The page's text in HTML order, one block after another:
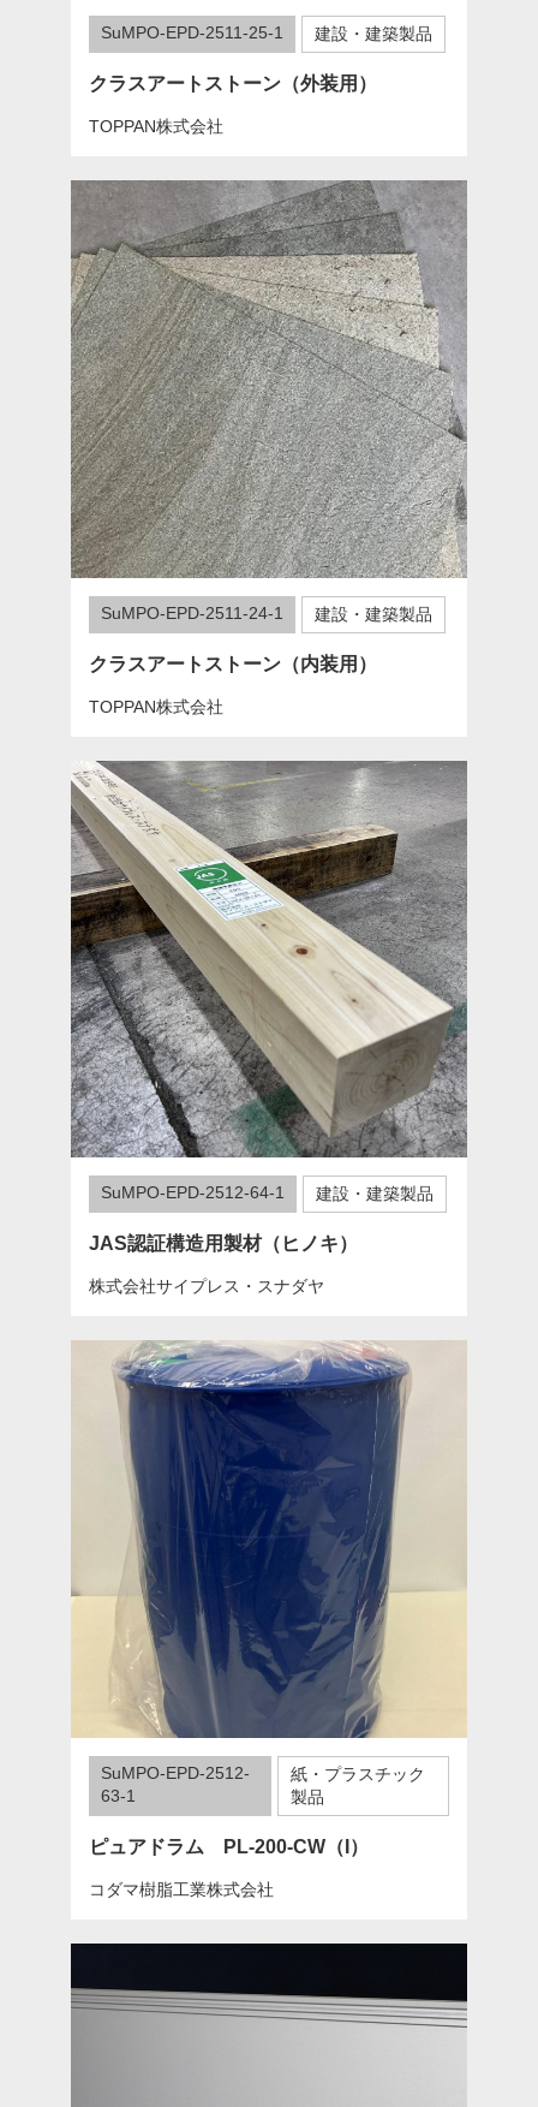
SuMPO-EPD-2511-25-1 建設・建築製品
クラスアートストーン（外装用）
TOPPAN株式会社
SuMPO-EPD-2511-24-1 建設・建築製品
クラスアートストーン（内装用）
TOPPAN株式会社
SuMPO-EPD-2512-64-1 建設・建築製品
JAS認証構造用製材（ヒノキ）
株式会社サイプレス・スナダヤ
SuMPO-EPD-2512-
63-1
紙・プラスチック
製品
ピュアドラム PL-200-CW（I）
コダマ樹脂工業株式会社